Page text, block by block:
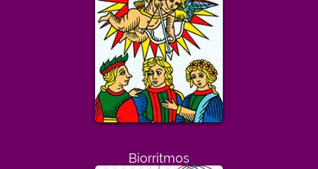
Biorritmos